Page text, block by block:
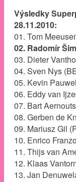
Výsledky
28.11.2010:
01. Tom
02. Radomír
03. Dieter
04. Sven Nys
05. Kevin
06. Eddy van
07. Bart
08. Gerben de
09. Mariusz Gil
10. Enrico
11. Thijs van
12. Klaas
13. Jan